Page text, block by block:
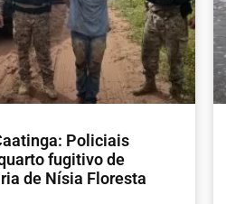
Policiais
fugitivo de
de Nísia Floresta